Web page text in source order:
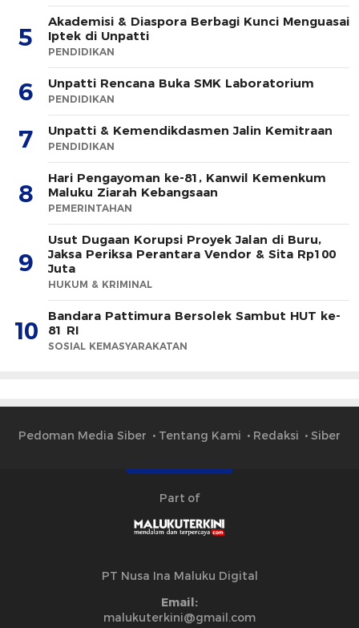
5
Akademisi & Diaspora Berbagi Kunci Menguasai
Iptek di Unpatti
PENDIDIKAN
6 Unpatti Rencana Buka SMK Laboratorium
PENDIDIKAN
7 Unpatti & Kemendikdasmen Jalin Kemitraan
PENDIDIKAN
8
Hari Pengayoman ke-81, Kanwil Kemenkum
Maluku Ziarah Kebangsaan
PEMERINTAHAN
9
Usut Dugaan Korupsi Proyek Jalan di Buru,
Jaksa Periksa Perantara Vendor & Sita Rp100
Juta
HUKUM & KRIMINAL
10
Bandara Pattimura Bersolek Sambut HUT ke-
81 RI
SOSIAL KEMASYARAKATAN
Pedoman Media Siber Tentang Kami Redaksi Siber
Part of
PT Nusa Ina Maluku Digital
Email:
malukuterkini@gmail.com